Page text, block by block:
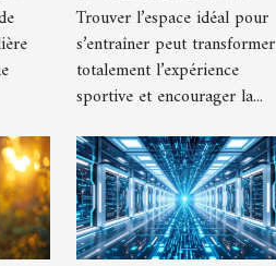
de fitness ?
Trouver l’espace idéal pour
s’entraîner peut transformer
totalement l’expérience
sportive et encourager la...